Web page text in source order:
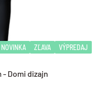
NOVINKA ZĽAVA VÝPREDAJ
Domi dizajn